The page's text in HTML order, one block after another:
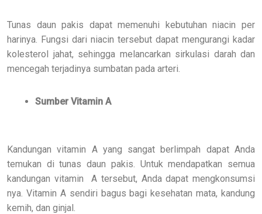
Tunas daun pakis dapat memenuhi kebutuhan niacin per
harinya. Fungsi dari niacin tersebut dapat mengurangi kadar
kolesterol jahat, sehingga melancarkan sirkulasi darah dan
mencegah terjadinya sumbatan pada arteri.
Sumber Vitamin A
Kandungan vitamin A yang sangat berlimpah dapat Anda
temukan di tunas daun pakis. Untuk mendapatkan semua
kandungan vitamin A tersebut, Anda dapat mengkonsumsi
nya. Vitamin A sendiri bagus bagi kesehatan mata, kandung
kemih, dan ginjal.